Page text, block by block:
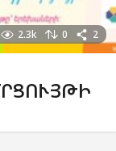
2.3k 0 2